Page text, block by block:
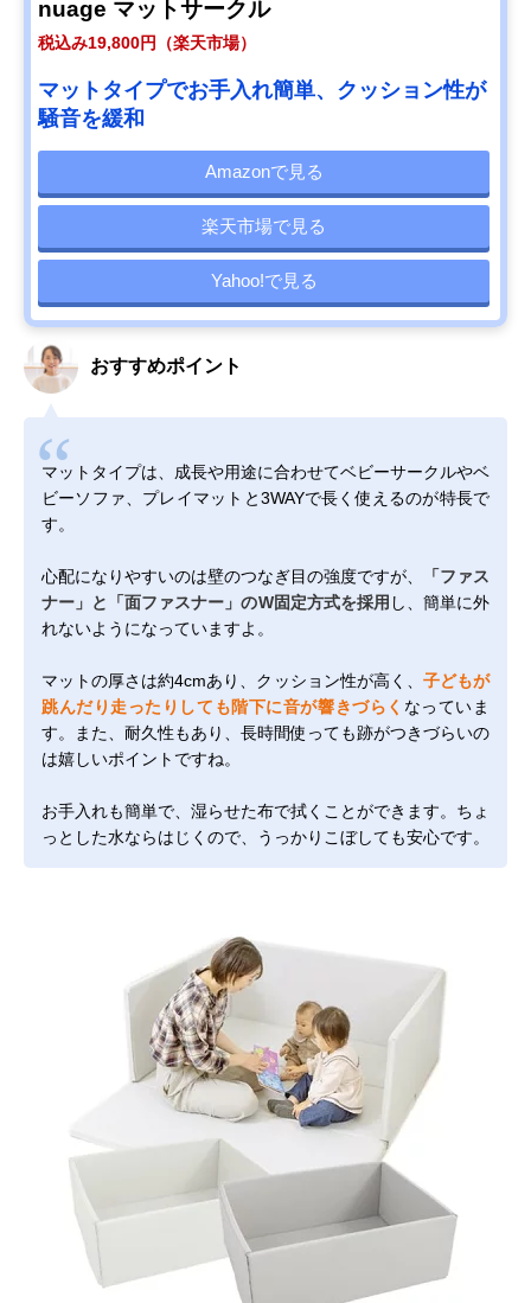
nuage マットサークル
税込み19,800円（楽天市場）
マットタイプでお手入れ簡単、クッション性が
騒音を緩和
Amazonで見る
楽天市場で見る
Yahoo!で見る
おすすめポイント
マットタイプは、成長や用途に合わせてベビーサークルやベ
ビーソファ、プレイマットと3WAYで長く使えるのが特長で
す。
心配になりやすいのは壁のつなぎ目の強度ですが、
「ファス
ナー」と「面ファスナー」のW固定方式を採用 し、簡単に外
れないようになっていますよ。
マットの厚さは約4cmあり、クッション性が高く、 子どもが
跳んだり走ったりしても階下に音が響きづらく なっていま
す。また、耐久性もあり、長時間使っても跡がつきづらいの
は嬉しいポイントですね。
お手入れも簡単で、湿らせた布で拭くことができます。ちょ
っとした水ならはじくので、うっかりこぼしても安心です。